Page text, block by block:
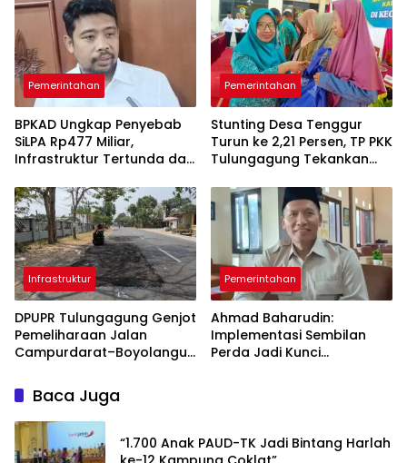
Pemerintahan
BPKAD Ungkap Penyebab
SiLPA Rp477 Miliar,
Infrastruktur Tertunda dan
Pemerintahan
Stunting Desa Tenggur
Turun ke 2,21 Persen, TP PKK
Tulungagung Tekankan
Berkelanjutan
Infrastruktur
DPUPR Tulungagung Genjot
Pemeliharaan Jalan
Campurdarat–Boyolangu,
Diperbaiki
Pemerintahan
Ahmad Baharudin:
Implementasi Sembilan
Perda Jadi Kunci
Baca Juga
“1.700 Anak PAUD-TK Jadi Bintang Harlah